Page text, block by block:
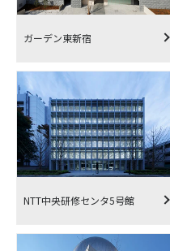
ガーデン東新宿
NTT中央研修センタ5号館